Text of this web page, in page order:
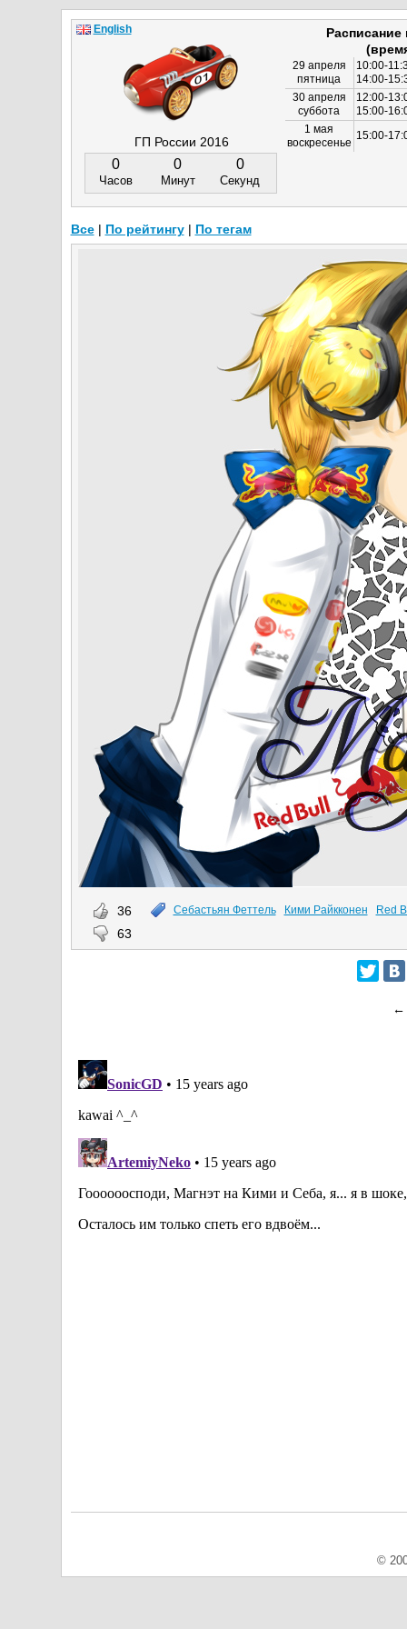
36
63
Себастьян Феттель Кими Райкконен Red
ГП России 2016
0
Часов
0
Минут
0
Секунд
29 апреля
пятница
10:00-
14:00-
30 апреля
суббота
12:00-
15:00-
1 мая
воскресенье
15:00-
English
Все| По рейтингу| По тегам
©